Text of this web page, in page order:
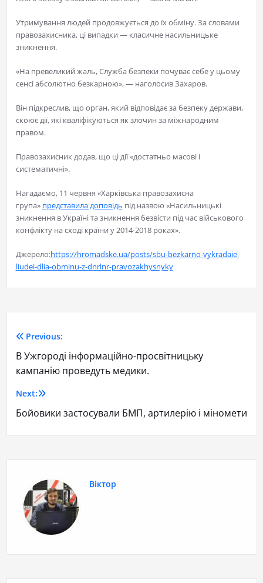
Утримування людей продовжується до їх обміну. За словами
правозахисника, ці випадки — класичне насильницьке
зникнення.
«На превеликий жаль, Служба безпеки почуває себе у цьому
сенсі абсолютно безкарною», — наголосив Захаров.
Він підкреслив, що орган, який відповідає за безпеку держави,
скоює дії, які кваліфікуються як злочин за міжнародним
правом.
Правозахисник додав, що ці дії «достатньо масові і
систематичні».
Нагадаємо, 11 червня «Харківська правозахисна
група» представила доповідь під назвою «Насильницькі
зникнення в Україні та зникнення безвісти під час військового
конфлікту на сході країни у 2014-2018 роках».
Джерело:https://hromadske.ua/posts/sbu-bezkarno-vykradaie-
liudei-dlia-obminu-z-dnrlnr-pravozakhysnyky
Previous:
В Ужгороді інформаційно-просвітницьку
кампанію проведуть медики.
Next:
Бойовики застосували БМП, артилерію і міномети
Віктор